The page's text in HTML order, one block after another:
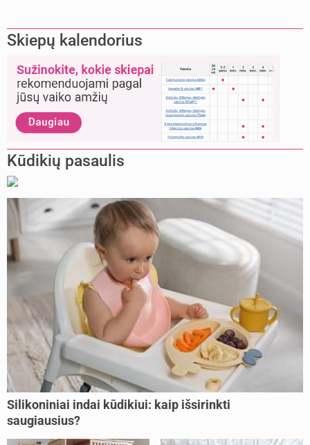
Skiepų kalendorius
Kūdikių pasaulis
Silikoniniai indai kūdikiui: kaip išsirinkti
saugiausius?